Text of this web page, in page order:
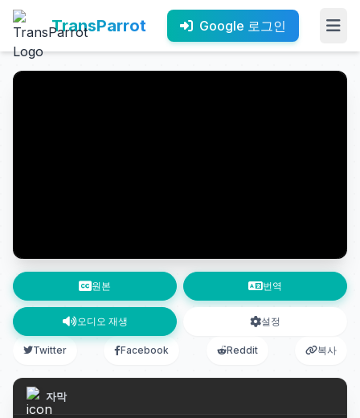
TransParrot Google 로그인
원본 번역
오디오 재생 설정
Twitter Facebook Reddit 복사
자막